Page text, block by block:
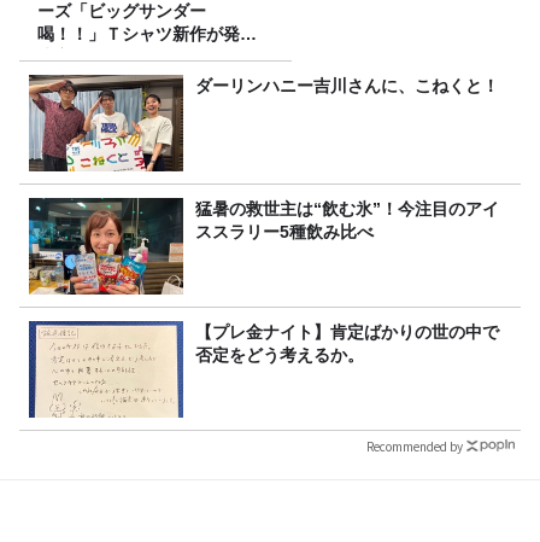
ーズ「ビッグサンダー
喝！！」Ｔシャツ新作が発売
決定！
ダーリンハニー吉川さんに、こねくと！
猛暑の救世主は“飲む氷”！今注目のアイ
ススラリー5種飲み比べ
【プレ金ナイト】肯定ばかりの世の中で
否定をどう考えるか。
Recommended by